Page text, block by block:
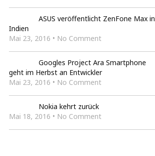
ASUS veröffentlicht ZenFone Max in
Indien
Mai 23, 2016 • No Comment
Googles Project Ara Smartphone
geht im Herbst an Entwickler
Mai 23, 2016 • No Comment
Nokia kehrt zurück
Mai 18, 2016 • No Comment